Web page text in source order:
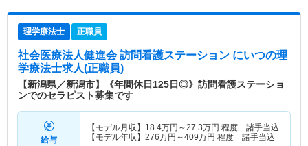
理学療法士 正職員
社会医療法人健進会 訪問看護ステーション にいつの理
学療法士求人(正職員)
【新潟県／新潟市】《年間休日125日◎》訪問看護ステーショ
ンでのセラピスト募集です
給与
【モデル月収】 18.4万円～27.3万円 程度 諸手当込
【モデル年収】 276万円～409万円 程度 諸手当込